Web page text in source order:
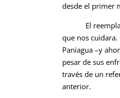
desde el primer
El reemplazo
que nos
Paniagua –y
pesar de sus
través de un
anterior.